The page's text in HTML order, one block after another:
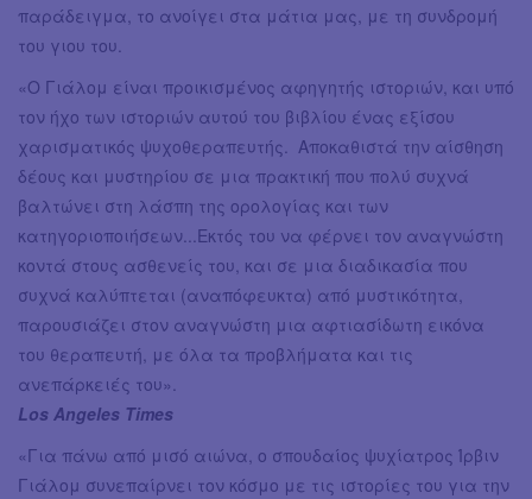
παράδειγμα, το ανοίγει στα μάτια μας, με τη συνδρομή
του γιου του.
«Ο Γιάλομ είναι προικισμένος αφηγητής ιστοριών, και υπό
τον ήχο των ιστοριών αυτού του βιβλίου ένας εξίσου
χαρισματικός ψυχοθεραπευτής. Αποκαθιστά την αίσθηση
δέους και μυστηρίου σε μια πρακτική που πολύ συχνά
βαλτώνει στη λάσπη της ορολογίας και των
κατηγοριοποιήσεων...Εκτός του να φέρνει τον αναγνώστη
κοντά στους ασθενείς του, και σε μια διαδικασία που
συχνά καλύπτεται (αναπόφευκτα) από μυστικότητα,
παρουσιάζει στον αναγνώστη μια αφτιασίδωτη εικόνα
του θεραπευτή, με όλα τα προβλήματα και τις
ανεπάρκειές του».
Los Angeles Times
«Για πάνω από μισό αιώνα, ο σπουδαίος ψυχίατρος Ίρβιν
Γιάλομ συνεπαίρνει τον κόσμο με τις ιστορίες του για την